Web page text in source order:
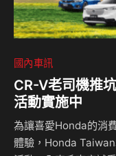
國內車訊
CR-V老司機推
活動實施中
為讓喜愛Honda的消
體驗，Honda Taiwan